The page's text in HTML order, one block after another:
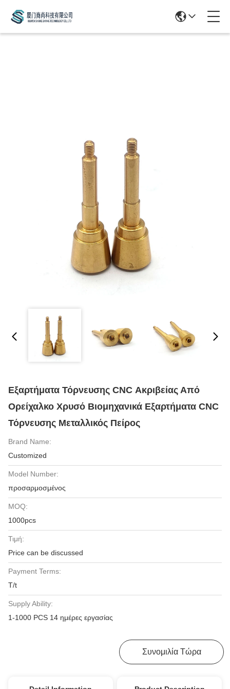
Εξαρτήματα Τόρνευσης CNC Ακριβείας Από
Ορείχαλκο Χρυσό Βιομηχανικά Εξαρτήματα CNC
Τόρνευσης Μεταλλικός Πείρος
Brand Name:
Customized
Model Number:
προσαρμοσμένος
MOQ:
1000pcs
Τιμή:
Price can be discussed
Payment Terms:
T/t
Supply Ability:
1-1000 PCS 14 ημέρες εργασίας
Συνομιλία Τώρα